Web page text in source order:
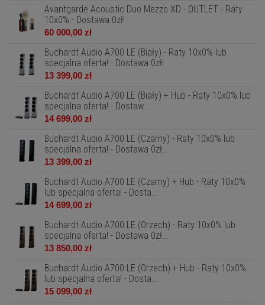
Avantgarde Acoustic Duo Mezzo XD - OUTLET - Raty
10x0% - Dostawa 0zł!
60 000,00 zł
Buchardt Audio A700 LE (Biały) - Raty 10x0% lub
specjalna oferta! - Dostawa 0zł!
13 399,00 zł
Buchardt Audio A700 LE (Biały) + Hub - Raty 10x0% lub
specjalna oferta! - Dostaw...
14 699,00 zł
Buchardt Audio A700 LE (Czarny) - Raty 10x0% lub
specjalna oferta! - Dostawa 0zł...
13 399,00 zł
Buchardt Audio A700 LE (Czarny) + Hub - Raty 10x0%
lub specjalna oferta! - Dosta...
14 699,00 zł
Buchardt Audio A700 LE (Orzech) - Raty 10x0% lub
specjalna oferta! - Dostawa 0zł...
13 850,00 zł
Buchardt Audio A700 LE (Orzech) + Hub - Raty 10x0%
lub specjalna oferta! - Dosta...
15 099,00 zł